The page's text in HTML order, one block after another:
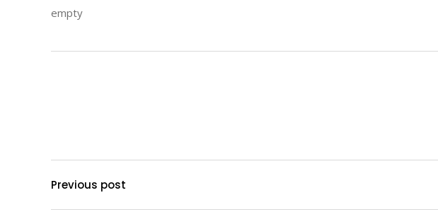
empty
Previous post